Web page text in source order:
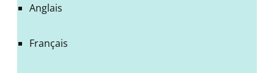
Anglais
Français